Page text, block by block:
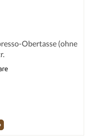
0 von 5 Sternen
Obertasse (ohne